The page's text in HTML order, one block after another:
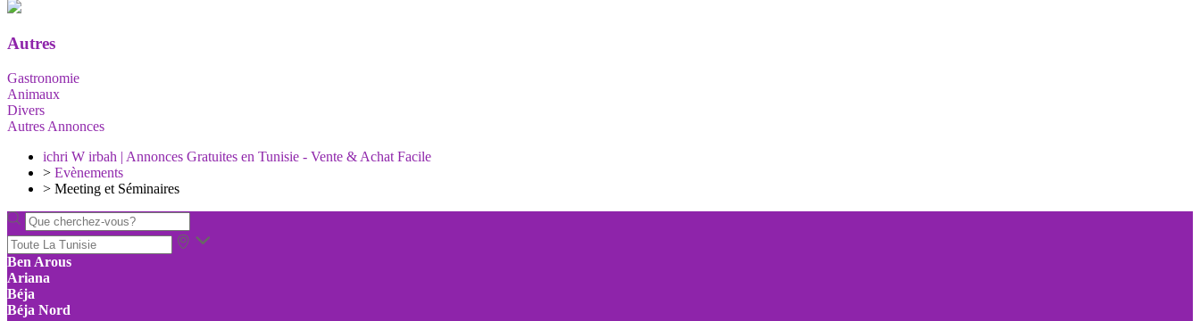
Autres
Gastronomie
Animaux
Divers
Autres Annonces
ichri W irbah | Annonces Gratuites en Tunisie - Vente & Achat Facile
> Evènements
> Meeting et Séminaires
Ben Arous
Ariana
Béja
Béja Nord